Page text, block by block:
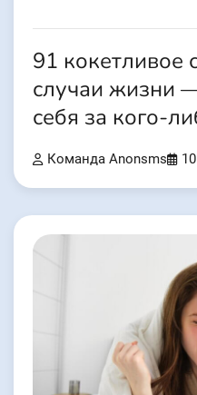
91 кокетливое
случаи жизни
себя за кого-
Команда Anonsms